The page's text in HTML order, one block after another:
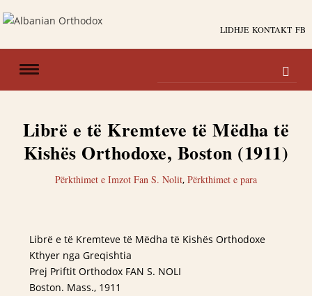
LIDHJE KONTAKT FB
Librë e të Kremteve të Mëdha të
Kishës Orthodoxe, Boston (1911)
Përkthimet e Imzot Fan S. Nolit, Përkthimet e para
Librë e të Kremteve të Mëdha të Kishës Orthodoxe
Kthyer nga Greqishtia
Prej Priftit Orthodox FAN S. NOLI
Boston. Mass., 1911